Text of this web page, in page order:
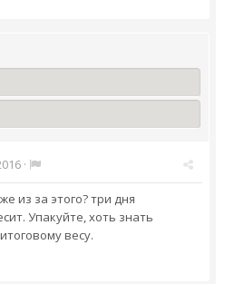
·
из за этого? три дня
Упакуйте, хоть знать
весу.